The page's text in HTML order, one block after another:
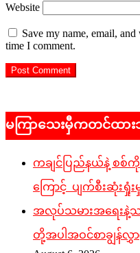
Website
Save my name, email,
time I comment.
မကြာသေးမှီကတင်ထာ
ကချင်ပြည်နယ်နဲ့ စစ်ကို
ကြောင့် ပျက်စီးဆုံးရှုံးမှု
အလုပ်သမားအရေးနဲ့သ
တို့အပါအဝင်စာချွန်လွှ